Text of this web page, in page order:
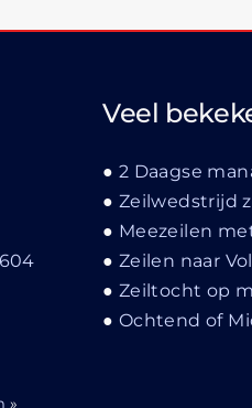
»
Veel
2 Daagse
Zeilwedstrijd
Meezeilen
Zeilen naar
Zeiltocht op
Ochtend of